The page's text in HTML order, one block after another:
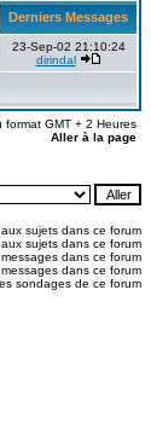
Derniers Messages
23-Sep-02 21:10:24
dirindal
format GMT + 2 Heures
Aller à la page
sujets dans ce forum
sujets dans ce forum
dans ce forum
dans ce forum
sondages de ce forum